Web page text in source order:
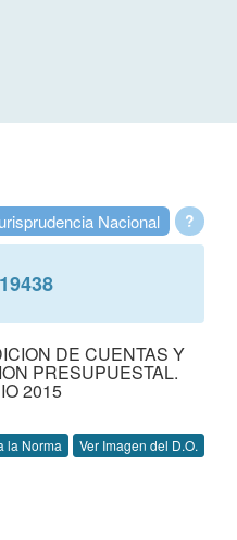
?
Nacional
DE CUENTAS Y
PRESUPUESTAL.
2015
la Norma Ver Imagen del D.O.